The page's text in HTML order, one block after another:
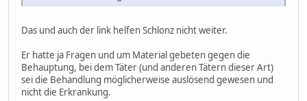
Das und auch der link helfen Schlonz nicht weiter.
Er hatte ja Fragen und um Material gebeten gegen die
Behauptung, bei dem Täter (und anderen Tätern dieser Art)
sei die Behandlung möglicherweise auslösend gewesen und
nicht die Erkrankung.